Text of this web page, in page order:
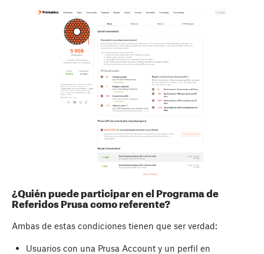
¿Quién puede participar en el Programa de
Referidos Prusa como referente?
Ambas de estas condiciones tienen que ser verdad:
Usuarios con una Prusa Account y un perfil en